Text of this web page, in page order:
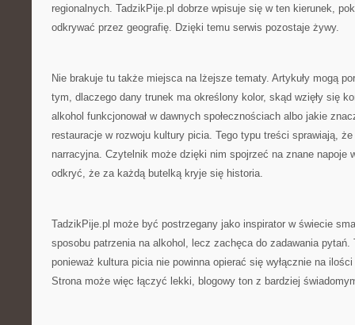
regionalnych. TadzikPije.pl dobrze wpisuje się w ten kierunek,
odkrywać przez geografię. Dzięki temu serwis pozostaje żywy.
Nie brakuje tu także miejsca na lżejsze tematy. Artykuły mogą
tym, dlaczego dany trunek ma określony kolor, skąd wzięły się
alkohol funkcjonował w dawnych społecznościach albo jakie
restauracje w rozwoju kultury picia. Tego typu treści sprawiają,
narracyjna. Czytelnik może dzięki nim spojrzeć na znane napoje
odkryć, że za każdą butelką kryje się historia.
TadzikPije.pl może być postrzegany jako inspirator w świecie
sposobu patrzenia na alkohol, lecz zachęca do zadawania pytań.
ponieważ kultura picia nie powinna opierać się wyłącznie na
Strona może więc łączyć lekki, blogowy ton z bardziej